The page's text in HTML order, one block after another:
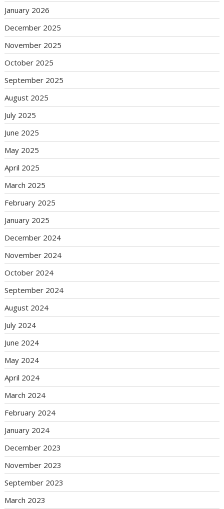
January 2026
December 2025
November 2025
October 2025
September 2025
August 2025
July 2025
June 2025
May 2025
April 2025
March 2025
February 2025
January 2025
December 2024
November 2024
October 2024
September 2024
August 2024
July 2024
June 2024
May 2024
April 2024
March 2024
February 2024
January 2024
December 2023
November 2023
September 2023
March 2023